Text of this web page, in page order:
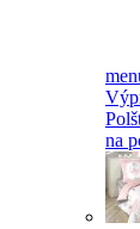
na